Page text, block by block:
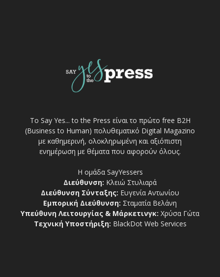
Το Say Yes... to the Press είναι το πρώτο free Β2Η
(Business to Human) πολυθεματικό Digital Magazino
με καθημερινή, ολοκληρωμένη και αξιόπιστη
ενημέρωση με θέματα που αφορούν όλους.
Η ομάδα SayYessers
Διεύθυνση: Κλειώ Στυλιαρά
Διεύθυνση Σύνταξης: Ευγενία Αντωνίου
Εμπορική Διεύθυνση: Σταματία Βελάνη
Υπεύθυνη Λειτουργίας & Μάρκετινγκ: Χρύσα Γώτα
Τεχνική Υποστήριξη: BlackDot Web Services